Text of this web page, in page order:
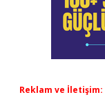
Reklam ve İletişim: